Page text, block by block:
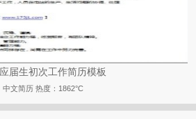
届生初次工作简历模板
中文简历 热度：1862°C